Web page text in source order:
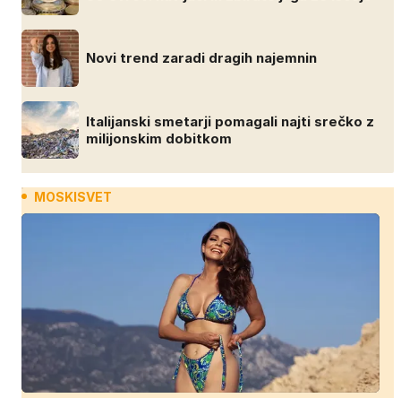
Novi trend zaradi dragih najemnin
Italijanski smetarji pomagali najti srečko z
milijonskim dobitkom
MOSKISVET